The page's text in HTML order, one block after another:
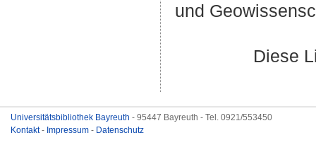
und
Diese
Universitätsbibliothek Bayreuth - 95447 Bayreuth - Tel. 0921/553450
Kontakt- Impressum - Datenschutz